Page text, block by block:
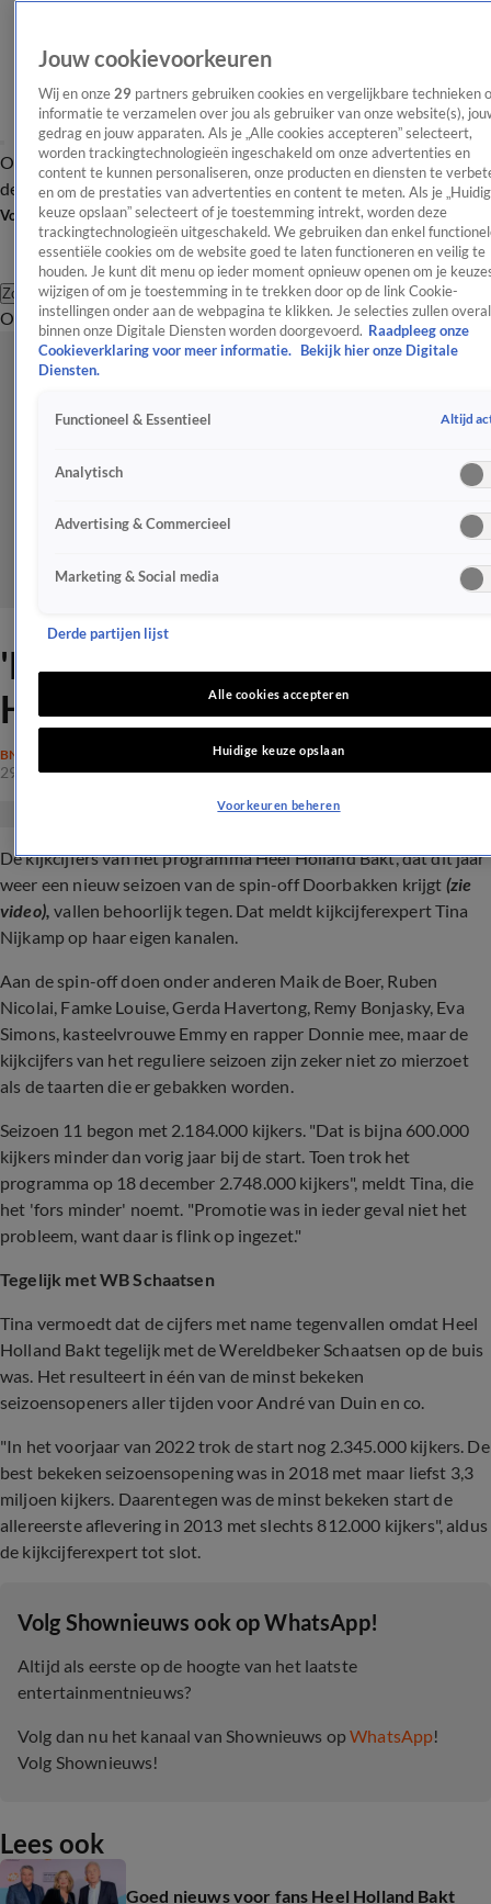
OverzichtAfleveringen Entertainment TV Algemeen
Tip
de redactieNieuwsbrief
Volg Shownieuws
Zoeken
OverzichtEntertainmentSpraakmakendRealityCrimeVideo's
'Enorme dreun voor Heel
Holland Bakt'
BN'ERS
29 jan 2024, 20:00
De kijkcijfers van het programma Heel Holland Bakt, dat dit jaar
weer een nieuw seizoen van de spin-off Doorbakken krijgt (zie
video), vallen behoorlijk tegen. Dat meldt kijkcijferexpert Tina
Nijkamp op haar eigen kanalen.
Aan de spin-off doen onder anderen Maik de Boer, Ruben
Nicolai, Famke Louise, Gerda Havertong, Remy Bonjasky, Eva
Simons, kasteelvrouwe Emmy en rapper Donnie mee, maar de
kijkcijfers van het reguliere seizoen zijn zeker niet zo mierzoet
als de taarten die er gebakken worden.
Seizoen 11 begon met 2.184.000 kijkers. "Dat is bijna 600.000
kijkers minder dan vorig jaar bij de start. Toen trok het
programma op 18 december 2.748.000 kijkers", meldt Tina, die
het 'fors minder' noemt. "Promotie was in ieder geval niet het
probleem, want daar is flink op ingezet."
Tegelijk met WB Schaatsen
Tina vermoedt dat de cijfers met name tegenvallen omdat Heel
Holland Bakt tegelijk met de Wereldbeker Schaatsen op de buis
was. Het resulteert in één van de minst bekeken
seizoensopeners aller tijden voor André van Duin en co.
"In het voorjaar van 2022 trok de start nog 2.345.000 kijkers. De
best bekeken seizoensopening was in 2018 met maar liefst 3,3
miljoen kijkers. Daarentegen was de minst bekeken start de
allereerste aflevering in 2013 met slechts 812.000 kijkers", aldus
de kijkcijferexpert tot slot.
‎Volg Shownieuws ook op WhatsApp!
Altijd als eerste op de hoogte van het laatste
entertainmentnieuws?
Volg dan nu het kanaal van Shownieuws opWhatsApp!
Volg Shownieuws!
Lees ook
Goed nieuws voor fans Heel Holland Bakt
Jouw cookievoorkeuren
Wij en onze 29 partners gebruiken cookies en vergelijkbare technieken
informatie te verzamelen over jou als gebruiker van onze website(s),
gedrag en jouw apparaten. Als je „Alle cookies accepteren” selecteert,
worden trackingtechnologieën ingeschakeld om onze advertenties en
content te kunnen personaliseren, onze producten en diensten te
en om de prestaties van advertenties en content te meten. Als je
keuze opslaan” selecteert of je toestemming intrekt, worden deze
trackingtechnologieën uitgeschakeld. We gebruiken dan enkel
essentiële cookies om de website goed te laten functioneren en veilig te
houden. Je kunt dit menu op ieder moment opnieuw openen om je
wijzigen of om je toestemming in te trekken door op de link Cookie-
instellingen onder aan de webpagina te klikken. Je selecties zullen overal
binnen onze Digitale Diensten worden doorgevoerd. Raadpleeg onze
Cookieverklaring voor meer informatie.
Bekijk hier onze Digitale
Diensten.
Functioneel & Essentieel Altijd
Analytisch
Advertising & Commercieel
Marketing & Social media
Derde partijen lijst
Alle cookies accepteren
Huidige keuze opslaan
Voorkeuren beheren